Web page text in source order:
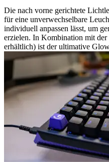
Die nach vorne gerichtete
für eine unverwechselbare
individuell anpassen lässt, um
erzielen. In Kombination mit der
erhältlich) ist der ultimative